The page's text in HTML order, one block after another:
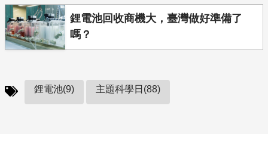
鋰電池回收商機大，臺灣做好準備了
嗎？
鋰電池(9) 主題科學日(88)